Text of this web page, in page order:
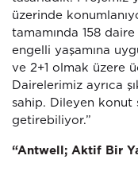
üzerinde
tamamında 158
engelli yaşamına
ve 2+1 olmak üzere
Dairelerimiz ayrıca
sahip. Dileyen konut
getirebiliyor.”
“Antwell; Aktif Bir